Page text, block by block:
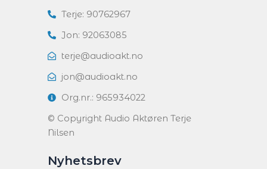
Terje: 90762967
Jon: 92063085
terje@audioakt.no
jon@audioakt.no
Org.nr.: 965934022
© Copyright Audio Aktøren Terje
Nilsen
Nyhetsbrev